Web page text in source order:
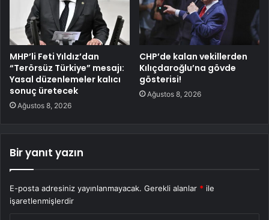
MHP’li Feti Yıldız’dan
“Terörsüz Türkiye” mesajı:
Yasal düzenlemeler kalıcı
sonuç üretecek
Ağustos 8, 2026
CHP’de kalan vekillerden
Kılıçdaroğlu’na gövde
gösterisi!
Ağustos 8, 2026
Bir yanıt yazın
E-posta adresiniz yayınlanmayacak. Gerekli alanlar * ile
işaretlenmişlerdir